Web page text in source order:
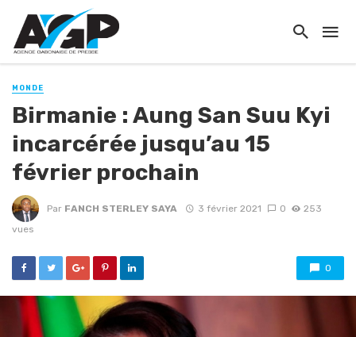
MONDE
Birmanie : Aung San Suu Kyi
incarcérée jusqu’au 15
février prochain
Par FANCH STERLEY SAYA 3 février 2021 0
253
vues
0